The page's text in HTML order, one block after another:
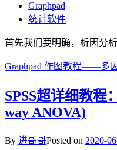
Graphpad
统计软件
首先我们要明确，析因分
Graphpad 作图教程——多
SPSS超详细教程
way ANOVA)
By 进哥哥Posted on 2020-